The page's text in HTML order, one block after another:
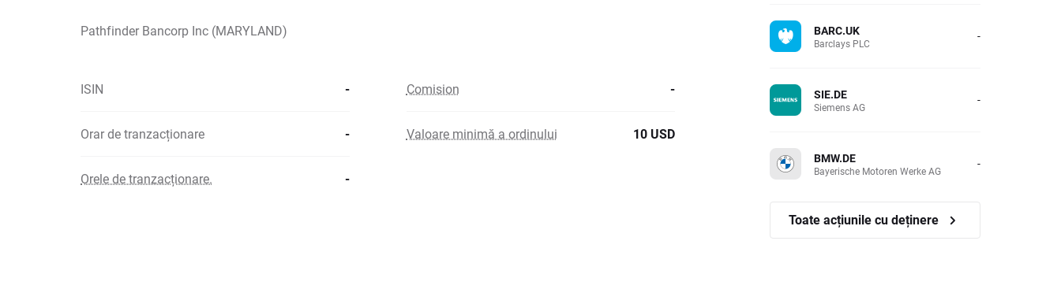
Pathfinder Bancorp Inc (MARYLAND)
ISIN - Comision -
Orar de tranzacționare - Valoare minimă a ordinului 10 USD
Orele de tranzacționare. -
BARC.UK
Barclays PLC -
SIE.DE
Siemens AG -
BMW.DE
Bayerische Motoren Werke AG -
Toate acțiunile cu deținere